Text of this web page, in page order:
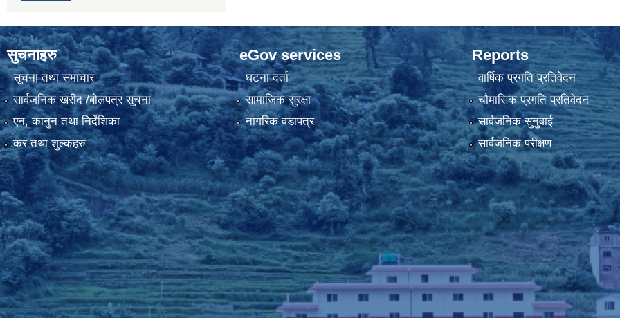
सुचनाहरु
सूचना तथा समाचार
सार्वजनिक खरीद /बोलपत्र सूचना
एन, कानुन तथा निर्देशिका
कर तथा शुल्कहरु
eGov services
घटना दर्ता
सामाजिक सुरक्षा
नागरिक वडापत्र
Reports
वार्षिक प्रगति प्रतिवेदन
चौमासिक प्रगति प्रतिवेदन
सार्वजनिक सुनुवाई
सार्वजनिक परीक्षण